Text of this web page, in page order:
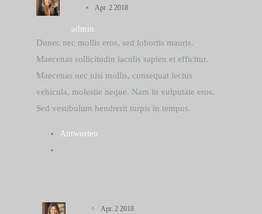
Apr. 2 2018
admin
Donec nec mollis eros, sed lobortis mauris.
Maecenas sollicitudin iaculis sapien et efficitur.
Maecenas nec nisi mollis, consequat lectus
vehicula, molestie neque. Nam in vulputate eros.
Sed vestibulum hendrerit turpis in tempus.
Antworten
Apr. 2 2018